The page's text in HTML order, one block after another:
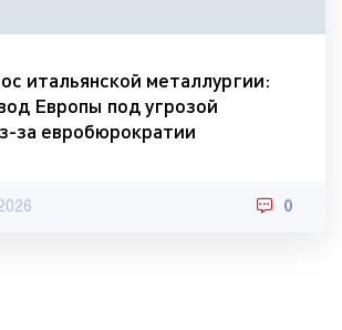
итальянской металлургии:
Европы под угрозой
за евробюрократии
0